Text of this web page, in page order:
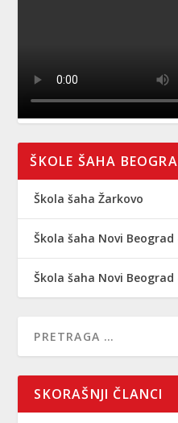
ŠKOLE ŠAHA
Škola šaha Žarkovo
Škola šaha Novi Beograd
Škola šaha Novi Beograd
SKORAŠNJI ČLANCI